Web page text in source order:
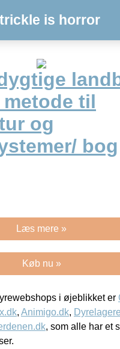
is horror
til
og
bog
Læs mere »
Køb nu »
i øjeblikket er
, Animigo.dk,
, som alle har et